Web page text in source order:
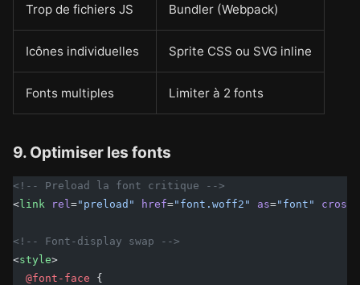
Trop de fichiers JS Bundler (Webpack)
Icônes individuelles Sprite CSS ou SVG inline
Fonts multiples Limiter à 2 fonts
9. Optimiser les fonts
<!-- Preload la font critique -->
<link rel ="preload" href="font.woff2" as="font"
<!-- Font-display swap -->
<style>
  @font-face
{